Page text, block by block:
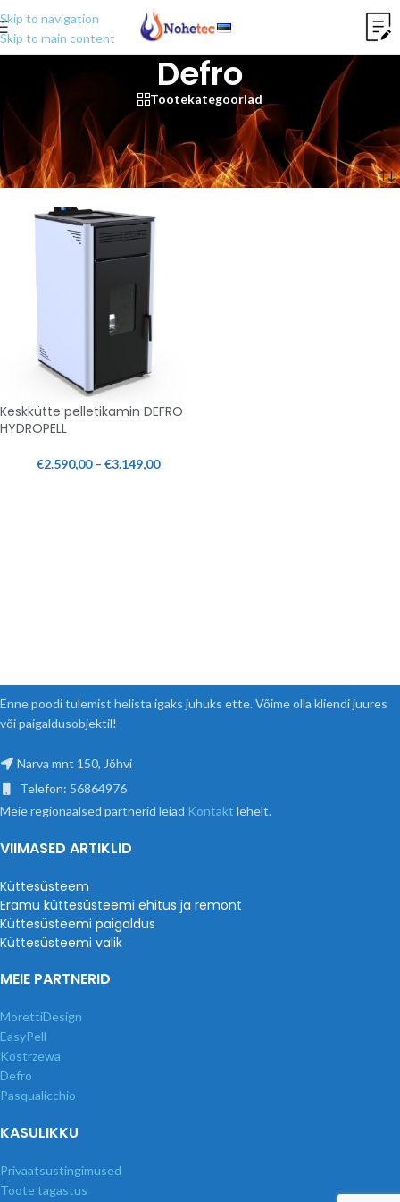
Skip to navigation
Skip to main content
Defro
Tootekategooriad
Keskküttekaminad (vesi) on veesärgiga ja võimaldavad toota sooja
küttevett mida saab hiljem suunata hoone küttesüsteemi.
Esileht/Kaminad/Pelleti keskkütte kaminad/Defro
Keskkütte pelletikamin DEFRO
HYDROPELL
€2.590,00 – €3.149,00
Enne poodi tulemist helista igaks juhuks ette. Võime olla kliendi juures
või paigaldusobjektil!
Narva mnt 150, Jõhvi
Telefon: 56864976
Meie regionaalsed partnerid leiad Kontakt lehelt.
VIIMASED ARTIKLID
Küttesüsteem
Eramu küttesüsteemi ehitus ja remont
Küttesüsteemi paigaldus
Küttesüsteemi valik
MEIE PARTNERID
MorettiDesign
EasyPell
Kostrzewa
Defro
Pasqualicchio
KASULIKKU
Privaatsustingimused
Toote tagastus